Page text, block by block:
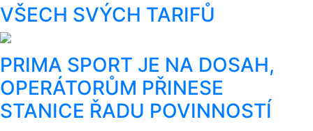
VŠECH SVÝCH TARIFŮ
PRIMA SPORT JE NA DOSAH,
OPERÁTORŮM PŘINESE
STANICE ŘADU POVINNOSTÍ